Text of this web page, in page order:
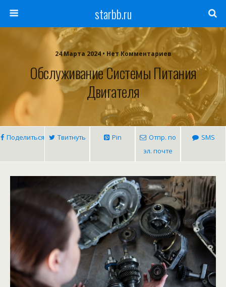
starbb.ru
24 Марта 2024 • Нет Комментариев
Обслуживание Системы Питания
Двигателя
Поделиться Твитнуть Pin
Отпр. по
эл. почте
SMS